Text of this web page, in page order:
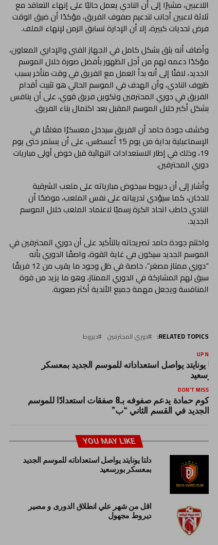
اللاعبين، مشيرًا إلى أن النادي يعمل حاليًا على إنهاء التعاقد مع
ثلاثة لاعبين أجانب لتدعيم صفوف الفريق، مؤكدًا أن ضيق الوقت
فرض تحديات كبيرة، إلا أن الإدارة تسابق الزمن لإنهاء الملف.
وأضاف أنه يثق بشكل كامل في الجهاز الفني والإداري المعاون،
مؤكدًا دعمه لهم من أجل الظهور بأفضل صورة خلال الموسم
الجديد، لافتًا إلى أنه بدأ العمل مع الفريق في وقت متأخر بسبب
ظروف النادي، وأن الهدف في الموسم الحالي هو تثبيت أقدام
الفريق في دوري المحترفين وتكوين فريق قوي، على أن ينافس
بشكل أكبر خلال الموسم المقبل بعد اكتمال بناء الفريق.
وكشف جودة حامد أن الفريق سيدخل معسكرًا مغلقًا في
الإسماعيلية بداية من يوم 15 أغسطس، على أن يستمر حتى يوم
19، وذلك في إطار الاستعدادات النهائية قبل خوض أولى مباريات
دوري المحترفين.
وأشار إلى أن ديروط سيخوض مبارياته على ملعب الشرقية
للدخان، كما سيؤدي تدريباته على نفس الملعب، موضحًا أن
النادي خاطب اتحاد الكرة رسميًا لاعتماد الملعب خلال الموسم
الجديد.
واختتم جودة حامد تصريحاته بالتأكيد على أن دوري المحترفين في
الموسم الجديد سيكون في غاية القوة، واصفًا الدوري بأنه
“دوري ممتاز مصغر”، خاصة في ظل وجود ما يقرب من 12 فريقًا
سبق لهم المشاركة في الدوري الممتاز، وهو ما يزيد من قوة
المنافسة ويجعل مهمة جميع الأندية أكثر صعوبة.
RELATED TOPICS: دوري المحترفين ديروط
UP
يونايتد يواصل استعداداته للموسم الجديد بمعسكر
DON'T MISS
كوم حمادة يدعم صفوفه بـ8 صفقات استعدادًا للموسم
الجديد في القسم الثاني “ب”
YOU MAY LIKE
دلتا يونايتد يواصل استعداداته للموسم الجديد
بمعسكر بورسعيد
اقل من شهر علي انطلاق الدورى و مصير
ديروط مجهول